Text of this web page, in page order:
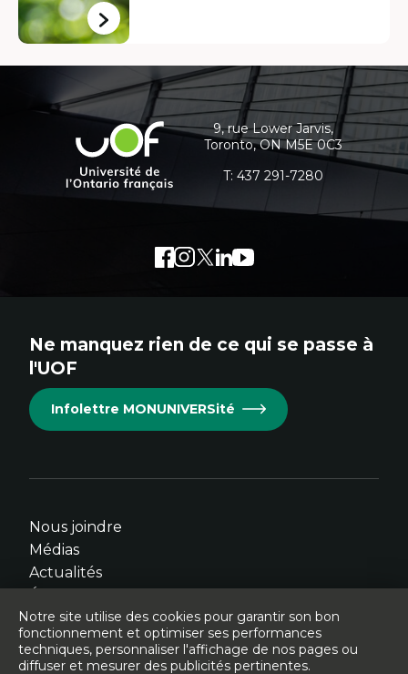
informations
supplémentaires
Université
l'Ontario
9, rue Lower Jarvis,
Toronto, ON M5E 0C3
T: 437 291-7280
Facebook
Lien
Cet
s'ouvrira
dans
fenêtre.
Instagram
Lien
Cet
s'ouvrira
dans
fenêtre.
Twitter
Lien
Cet
s'ouvrira
dans
fenêtre.
LinkedIn
Lien
Cet
s'ouvrira
dans
fenêtre.
Youtube
Lien
Cet
s'ouvrira
dans
fenêtre.
Ne manquez rien de ce qui se passe à
l'UOF
Infolettre MONUNIVERSité
Nous joindre
Médias
Actualités
Notre site utilise des cookies pour garantir son bon
fonctionnement et optimiser ses performances
techniques, personnaliser l'affichage de nos pages ou
diffuser et mesurer des publicités pertinentes.